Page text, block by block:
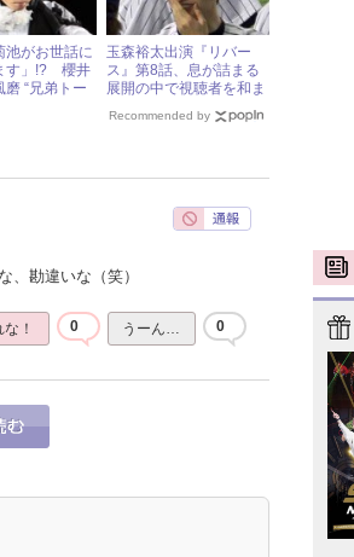
池がお世話に
す」!? 櫻井
“兄弟トー
玉森裕太出演『リバー
ス』第8話、息が詰まる
展開の中で視聴者を和ま
せた“わちゃわちゃシー
ン”
Recommended by
、勘違いな（笑）
！ 0 うーん… 0